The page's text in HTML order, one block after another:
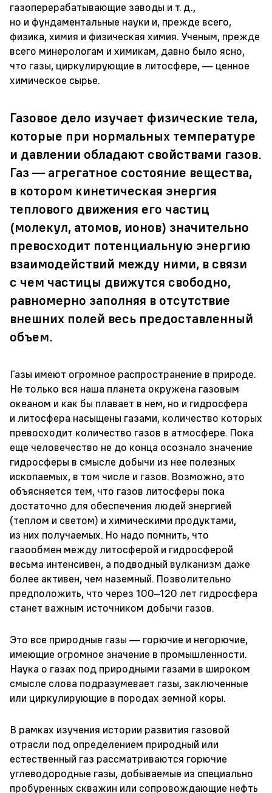
газоперерабатывающие заводы и т. д.,
но и фундаментальные науки и, прежде всего,
физика, химия и физическая химия. Ученым, прежде
всего минерологам и химикам, давно было ясно,
что газы, циркулирующие в литосфере, — ценное
химическое сырье.
Газовое дело изучает физические тела,
которые при нормальных температуре
и давлении обладают свойствами газов.
Газ — агрегатное состояние вещества,
в котором кинетическая энергия
теплового движения его частиц
(молекул, атомов, ионов) значительно
превосходит потенциальную энергию
взаимодействий между ними, в связи
с чем частицы движутся свободно,
равномерно заполняя в отсутствие
внешних полей весь предоставленный
объем.
Газы имеют огромное распространение в природе.
Не только вся наша планета окружена газовым
океаном и как бы плавает в нем, но и гидросфера
и литосфера насыщены газами, количество которых
превосходит количество газов в атмосфере. Пока
еще человечество не до конца осознало значение
гидросферы в смысле добычи из нее полезных
ископаемых, в том числе и газов. Возможно, это
объясняется тем, что газов литосферы пока
достаточно для обеспечения людей энергией
(теплом и светом) и химическими продуктами,
из них получаемых. Но надо помнить, что
газообмен между литосферой и гидросферой
весьма интенсивен, а подводный вулканизм даже
более активен, чем наземный. Позволительно
предположить, что через 100–120 лет гидросфера
станет важным источником добычи газов.
Это все природные газы — горючие и негорючие,
имеющие огромное значение в промышленности.
Наука о газах под природными газами в широком
смысле слова подразумевает газы, заключенные
или циркулирующие в породах земной коры.
В рамках изучения истории развития газовой
отрасли под определением природный или
естественный газ рассматриваются горючие
углеводородные газы, добываемые из специально
пробуренных скважин или сопровождающие нефть